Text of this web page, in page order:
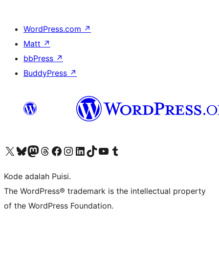
WordPress.com ↗
Matt ↗
bbPress ↗
BuddyPress ↗
Kunjungi akun X (sebelumnya Twitter) kamiVisit our Bluesky account
Kunjungi akun Mastodon kami
Visit our Threads account
Kunjungi halaman Facebook kamiKunjungi akun Instagram kamiKunjungi akun LinkedIn kami
Visit our TikTok account
Kunjungi channel YouTube kamiVisit our Tumblr account
Kode adalah Puisi.
The WordPress® trademark is the intellectual property
of the WordPress Foundation.